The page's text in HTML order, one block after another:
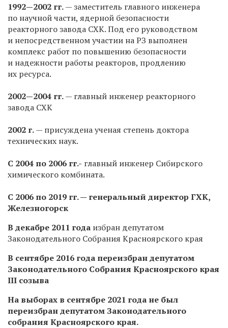
1992—2002 гг.— заместитель главного инженера
по научной части, ядерной безопасности
реакторного завода СХК. Под его руководством
и непосредственном участии на РЗ выполнен
комплекс работ по повышению безопасности
и надежности работы реакторов, продлению
их ресурса.
2002—2004 гг.— главный инженер реакторного
завода СХК
2002 г.— присуждена ученая степень доктора
технических наук.
С 2004 по 2006 гг.- главный инженер Сибирского
химического комбината.
С 2006 по 2019 гг. — генеральный директор ГХК,
Железногорск
В декабре 2011 года избран депутатом
Законодательного Собрания Красноярского края
В сентябре 2016 года переизбран депутатом
Законодательного Собрания Красноярского края
III созыва
На выборах в сентябре 2021 года не был
переизбран депутатом Законодательного
собрания Красноярского края.